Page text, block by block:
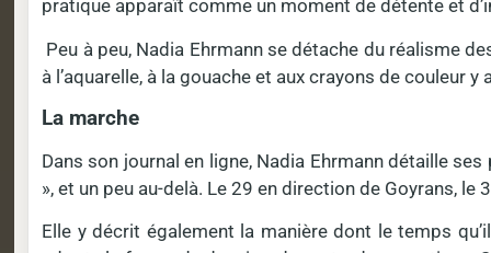
pratique apparaît comme un moment de détente et
Peu à peu, Nadia Ehrmann se détache du réalisme
à l’aquarelle, à la gouache et aux crayons de couleur
La marche
Dans son journal en ligne, Nadia Ehrmann détaille
», et un peu au-delà. Le 29 en direction de Goyrans, le
Elle y décrit également la manière dont le temps